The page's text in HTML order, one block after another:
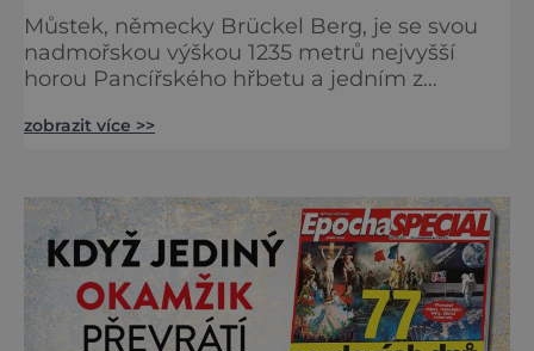
Můstek, německy Brückel Berg, je se svou
nadmořskou výškou 1235 metrů nejvyšší
horou Pancířského hřbetu a jedním z
Šumavy. Přestože nestojí v centru hlavních
Můstek si dodnes uchovává syrový horský
charakter, klid a zvláštní atmosféru
šumavských hřebenů, kde se střídá hustý les
zobrazit více >>